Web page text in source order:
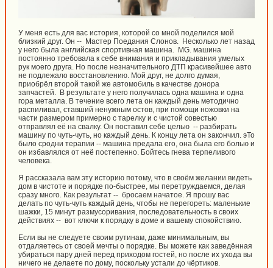
У меня есть для вас история, которой со мной поделился мой
близкий друг. Он -- Мастер Поедания Слонов. Несколько лет назад
у него была английская спортивная машина. MG. машина
постоянно требовала к себе внимания и прикладывания умелых
рук моего друга. Но после незначительного ДТП красивейшее авто
не подлежало восстановлению. Мой друг, не долго думая,
приобрёл второй такой же автомобиль в качестве донора
запчастей. В результате у него получилась одна машина и одна
гора металла. В течение всего лета он каждый день методично
распиливал, ставший ненужным остов, при помощи ножовки на
части размером примерно с тарелку и с чистой совестью
отправлял её на свалку. Он поставил себе целью -- разбирать
машину по чуть-чуть, но каждый день. К концу лета он закончил. эТо
было сродни терапии -- машина предала его, она была его болью и
он избавлялся от неё постепенно. Бойтесь гнева терпеливого
человека.
Я рассказала вам эту историю потому, что в своём желании видеть
дом в чистоте и порядке по-быстрее, мы перетруждаемся, делая
сразу много. Как результат -- бросаем начатое. Я прошу вас
делать по чуть-чуть каждый день, чтобы не перегореть: маленькие
шажки, 15 минут размусоривания, последовательность в своих
действиях -- вот ключи к порядку в доме и вашему спокойствию.
Если вы не следуете своим рутинам, даже минимальным, вы
отдаляетесь от своей мечты о порядке. Вы можете как заведённая
убираться пару дней перед приходом гостей, но после их ухода вы
ничего не делаете по дому, поскольку устали до чёртиков.